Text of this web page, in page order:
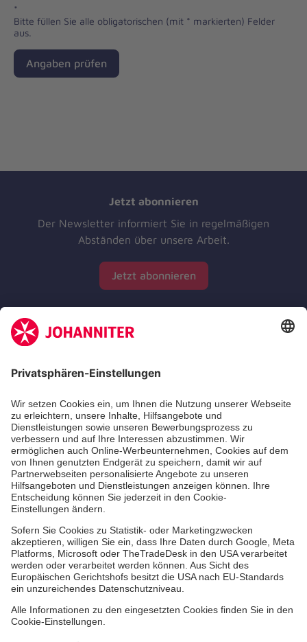
*
Bitte füllen Sie alle obligatorischen (mit * markierten) Felder
aus.
Angaben prüfen
Jetzt abonnieren
Der Newsletter informiert Sie in regelmäßigen
Abständen über unsere Arbeit.
Jetzt abonnieren
Zertifizierung der Johanniter-Unfall-Hilfe e.V.
Die Johanniter GmbH führt das Spendenzertifikat
des Deutschen Spendenrats e.V.
Dienste & Leistungen
Mitarbeiten & Lernen